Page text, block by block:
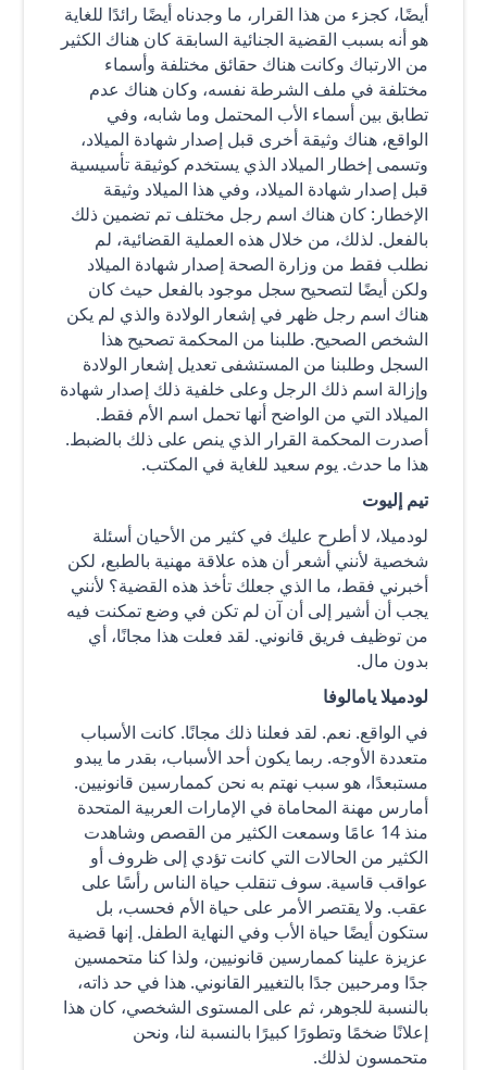
أيضًا، كجزء من هذا القرار، ما وجدناه أيضًا رائدًا للغاية
هو أنه بسبب القضية الجنائية السابقة كان هناك الكثير
من الارتباك وكانت هناك حقائق مختلفة وأسماء
مختلفة في ملف الشرطة نفسه، وكان هناك عدم
تطابق بين أسماء الأب المحتمل وما شابه، وفي
الواقع، هناك وثيقة أخرى قبل إصدار شهادة الميلاد،
وتسمى إخطار الميلاد الذي يستخدم كوثيقة تأسيسية
قبل إصدار شهادة الميلاد، وفي هذا الميلاد وثيقة
الإخطار: كان هناك اسم رجل مختلف تم تضمين ذلك
بالفعل. لذلك، من خلال هذه العملية القضائية، لم
نطلب فقط من وزارة الصحة إصدار شهادة الميلاد
ولكن أيضًا لتصحيح سجل موجود بالفعل حيث كان
هناك اسم رجل ظهر في إشعار الولادة والذي لم يكن
الشخص الصحيح. طلبنا من المحكمة تصحيح هذا
السجل وطلبنا من المستشفى تعديل إشعار الولادة
وإزالة اسم ذلك الرجل وعلى خلفية ذلك إصدار شهادة
الميلاد التي من الواضح أنها تحمل اسم الأم فقط.
أصدرت المحكمة القرار الذي ينص على ذلك بالضبط.
هذا ما حدث. يوم سعيد للغاية في المكتب.
تيم إليوت
لودميلا، لا أطرح عليك في كثير من الأحيان أسئلة
شخصية لأنني أشعر أن هذه علاقة مهنية بالطبع، لكن
أخبرني فقط، ما الذي جعلك تأخذ هذه القضية؟ لأنني
يجب أن أشير إلى أن آن لم تكن في وضع تمكنت فيه
من توظيف فريق قانوني. لقد فعلت هذا مجانًا، أي
بدون مال.
لودميلا يامالوفا
في الواقع. نعم. لقد فعلنا ذلك مجانًا. كانت الأسباب
متعددة الأوجه. ربما يكون أحد الأسباب، بقدر ما يبدو
مستبعدًا، هو سبب نهتم به نحن كممارسين قانونيين.
أمارس مهنة المحاماة في الإمارات العربية المتحدة
منذ 14 عامًا وسمعت الكثير من القصص وشاهدت
الكثير من الحالات التي كانت تؤدي إلى ظروف أو
عواقب قاسية. سوف تنقلب حياة الناس رأسًا على
عقب. ولا يقتصر الأمر على حياة الأم فحسب، بل
ستكون أيضًا حياة الأب وفي النهاية الطفل. إنها قضية
عزيزة علينا كممارسين قانونيين، ولذا كنا متحمسين
جدًا ومرحبين جدًا بالتغيير القانوني. هذا في حد ذاته،
بالنسبة للجوهر، ثم على المستوى الشخصي، كان هذا
إعلانًا ضخمًا وتطورًا كبيرًا بالنسبة لنا، ونحن
متحمسون لذلك.